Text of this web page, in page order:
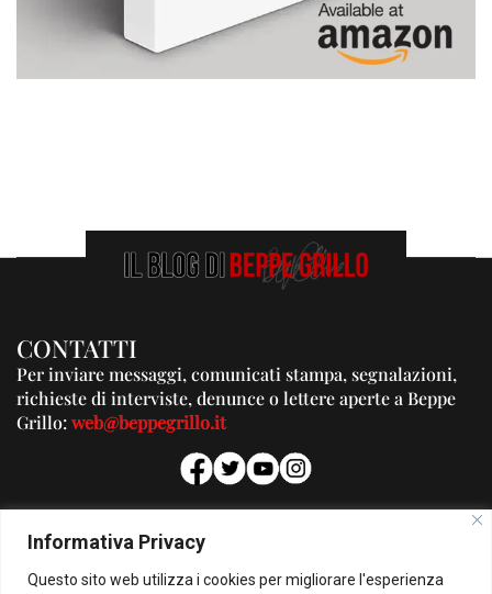
Informativa Privacy
Questo sito web utilizza i cookies per migliorare l'esperienza
CONTATTI
Per inviare messaggi, comunicati stampa, segnalazioni,
richieste di interviste, denunce o lettere aperte a Beppe
Grillo:web@beppegrillo.it
PUBBLICITA'
Per la tua pubblicità su questo Blog:
pubblicita@beppegrillo.it